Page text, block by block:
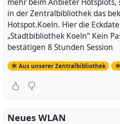
mehr beim Anbieter
in der Zentralbibliothek das
Hotspot.Koeln. Hier die
„Stadtbibliothek Koeln“ Kein
bestätigen 8 Stunden Session
Aus unserer Zentralbibliothek
Neues WLAN